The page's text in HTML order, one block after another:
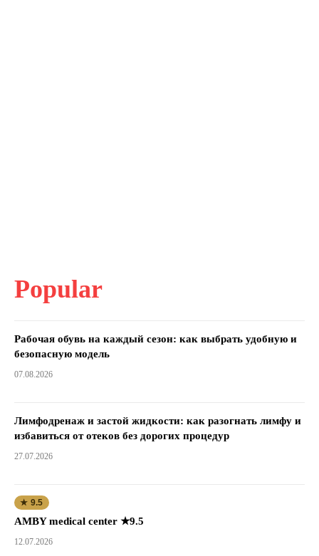
Popular
Рабочая обувь на каждый сезон: как выбрать удобную и
безопасную модель
07.08.2026
Лимфодренаж и застой жидкости: как разогнать лимфу и
избавиться от отеков без дорогих процедур
27.07.2026
★ 9.5
AMBY medical center ★9.5
12.07.2026